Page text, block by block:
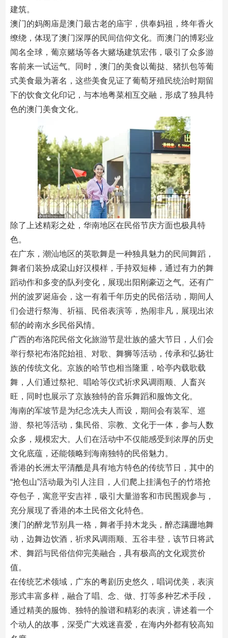
建筑。
澳门的妈阁庙是澳门最古老的庙宇，供奉妈祖，终年香火
缭绕，体现了澳门深厚的民间信仰文化。而澳门的博彩业
闻名全球，葡京赌场等各大赌场建筑宏伟，吸引了众多游
客前来一试运气。同时，澳门的美食以葡挞、猪扒包等葡
式美食最为著名，这些美食见证了葡萄牙殖民统治时期留
下的饮食文化印记，与本地粤菜相互交融，形成了独具特
色的澳门美食文化。
除了上述精彩之处，华南地区在民俗节庆方面也极具特
色。
在广东，潮汕地区的英歌舞是一种独具魅力的民间舞蹈，
舞者们装扮成梁山好汉模样，手持双短棒，通过有力的舞
蹈动作和多变的队列变化，展现出阳刚豪迈之气。还有广
州的波罗诞庙会，这一有着千年历史的民俗活动，期间人
们会进行祭海、祈福、民俗表演等，热闹非凡，展现出浓
郁的岭南水乡民俗风情。
广西的布洛陀民俗文化旅游节是壮族的盛大节日，人们会
举行祭祀布洛陀始祖、对歌、舞狮等活动，传承和弘扬壮
族的传统文化。京族的哈节也相当隆重，哈亭内载歌载
舞，人们通过祭祀、唱哈等仪式祈求风调雨顺、人畜兴
旺，同时也展示了京族独特的音乐舞蹈和服饰文化。
海南的军坡节是为纪念冼夫人而设，期间会有装军、巡
游、祭祀等活动，集民俗、宗教、文化于一体，参与人数
众多，规模宏大。人们在活动中不仅能感受到浓厚的历史
文化底蕴，还能领略到海南独特的民俗魅力。
香港的长洲太平清醮是具有地方特色的传统节日，其中的
“抢包山”活动最为引人注目，人们爬上挂满包子的竹塔抢
夺包子，寓意平安吉祥，吸引大量游客和市民围观参与，
充分展现了香港的本土民俗文化特色。
澳门的醉龙节别具一格，舞者手持木龙头，醉态蹒跚地舞
动，边舞边饮酒，祈求风调雨顺、五谷丰登，该节日将武
术、舞蹈与民俗信仰完美融合，具有极高的文化观赏价
值。
在传统艺术领域，广东的粤剧历史悠久，唱词优美，表演
形式丰富多样，融合了唱、念、做、打等多种艺术手段，
通过精美的服饰、独特的脸谱和精彩的表演，讲述着一个
个动人的故事，深受广大戏迷喜爱，在海内外都有较高知